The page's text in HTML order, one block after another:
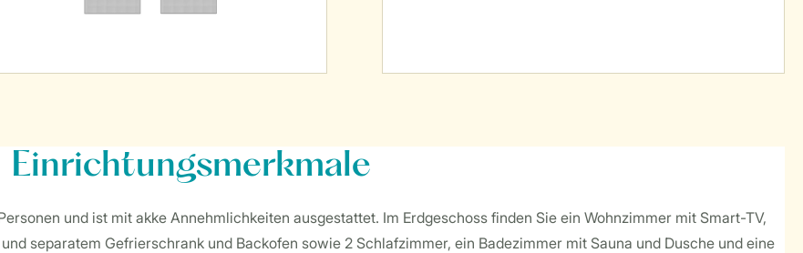
Einrichtungsmerkmale
und ist mit akke Annehmlichkeiten ausgestattet. Im Erdgeschoss finden Sie ein Wohnzimmer mit Smart-TV,
separatem Gefrierschrank und Backofen sowie 2 Schlafzimmer, ein Badezimmer mit Sauna und Dusche und eine